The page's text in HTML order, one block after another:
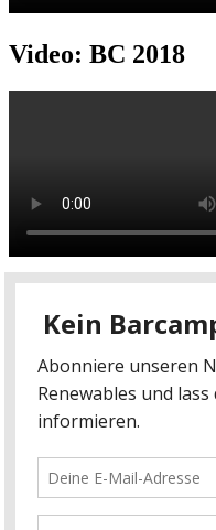
Video: BC 2018